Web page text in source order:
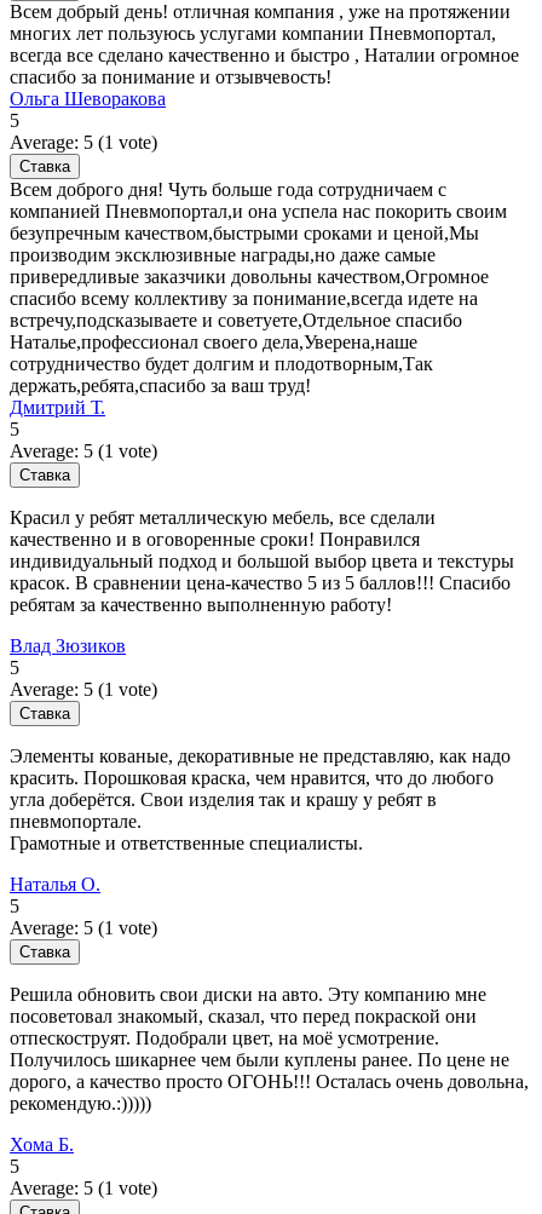
Всем добрый день! отличная компания , уже на протяжении
многих лет пользуюсь услугами компании Пневмопортал,
всегда все сделано качественно и быстро , Наталии огромное
спасибо за понимание и отзывчевость!
Ольга Шеворакова
5
Average: 5 (1 vote)
Всем доброго дня! Чуть больше года сотрудничаем с
компанией Пневмопортал,и она успела нас покорить своим
безупречным качеством,быстрыми сроками и ценой,Мы
производим эксклюзивные награды,но даже самые
привередливые заказчики довольны качеством,Огромное
спасибо всему коллективу за понимание,всегда идете на
встречу,подсказываете и советуете,Отдельное спасибо
Наталье,профессионал своего дела,Уверена,наше
сотрудничество будет долгим и плодотворным,Так
держать,ребята,спасибо за ваш труд!
Дмитрий Т.
5
Average: 5 (1 vote)
Красил у ребят металлическую мебель, все сделали
качественно и в оговоренные сроки! Понравился
индивидуальный подход и большой выбор цвета и текстуры
красок. В сравнении цена-качество 5 из 5 баллов!!! Спасибо
ребятам за качественно выполненную работу!
Влад Зюзиков
5
Average: 5 (1 vote)
Элементы кованые, декоративные не представляю, как надо
красить. Порошковая краска, чем нравится, что до любого
угла доберётся. Свои изделия так и крашу у ребят в
пневмопортале.
Грамотные и ответственные специалисты.
Наталья О.
5
Average: 5 (1 vote)
Решила обновить свои диски на авто. Эту компанию мне
посоветовал знакомый, сказал, что перед покраской они
отпескоструят. Подобрали цвет, на моё усмотрение.
Получилось шикарнее чем были куплены ранее. По цене не
дорого, а качество просто ОГОНЬ!!! Осталась очень довольна,
рекомендую.:)))))
Хома Б.
5
Average: 5 (1 vote)